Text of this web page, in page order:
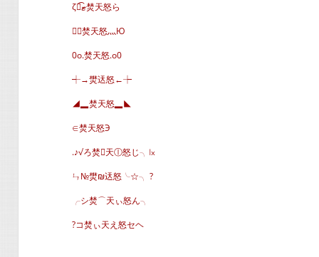
ζั͡ޓ焚天怒ら
╭焚天怒灬Ю
0o.焚天怒.o0
┽→燓迗怒←┾
◢▂焚天怒▂◣
∈焚天怒Э
.♪√ろ焚天ⓛ怒じ╮㏓
ㄣ№燓₪迗怒╰☆╮ ?
╭シ焚⌒天ぃ怒ん╮
?コ焚ぃ天え怒セヘ